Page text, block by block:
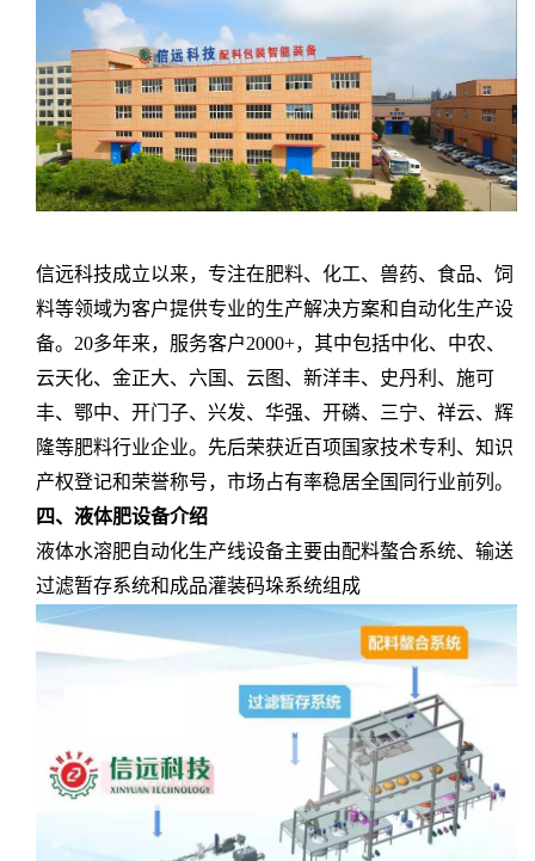
信远科技成立以来，专注在肥料、化工、兽药、食品、饲
料等领域为客户提供专业的生产解决方案和自动化生产设
备。 20多年来，服务客户2000+，其中包括中化、中农、
云天化、金正大、六国、云图、新洋丰、史丹利、施可
丰、鄂中、开门子、兴发、华强、开磷、三宁、祥云、辉
隆等肥料行业企业。先后荣获近百项国家技术专利、知识
产权登记和荣誉称号，市场占有率稳居全国同行业前列。
四、 液体肥设备介绍
液体水溶肥自动化生产线设备主要由配料螯合系统、输送
过滤暂存系统和成品灌装码垛系统组成